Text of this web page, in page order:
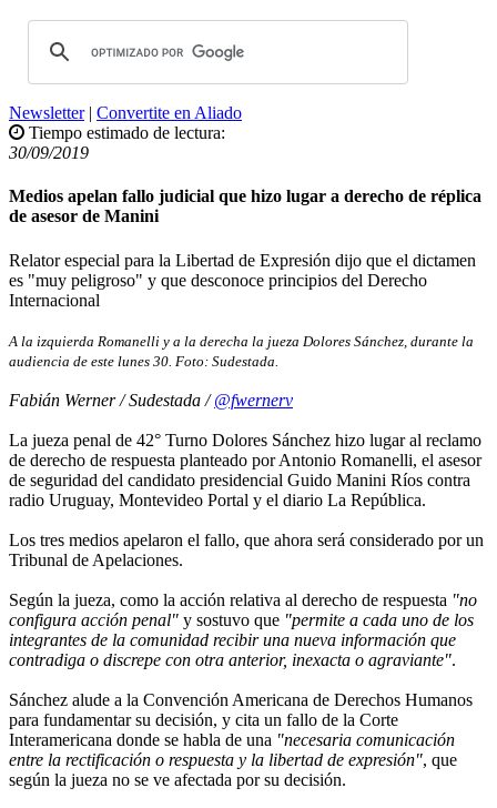
Newsletter| Convertite en Aliado
Tiempo estimado de lectura:
30/09/2019
Medios apelan fallo judicial que hizo lugar a derecho de réplica
de asesor de Manini
Relator especial para la Libertad de Expresión dijo que el dictamen
es "muy peligroso" y que desconoce principios del Derecho
Internacional
A la izquierda Romanelli y a la derecha la jueza Dolores Sánchez, durante la
audiencia de este lunes 30. Foto: Sudestada.
Fabián Werner / Sudestada /@fwernerv
La jueza penal de 42° Turno Dolores Sánchez hizo lugar al reclamo
de derecho de respuesta planteado por Antonio Romanelli, el asesor
de seguridad del candidato presidencial Guido Manini Ríos contra
radio Uruguay, Montevideo Portal y el diario La República.
Los tres medios apelaron el fallo, que ahora será considerado por un
Tribunal de Apelaciones.
Según la jueza, como la acción relativa al derecho de respuesta "no
configura acción penal" y sostuvo que "permite a cada uno de los
integrantes de la comunidad recibir una nueva información que
contradiga o discrepe con otra anterior, inexacta o agraviante".
Sánchez alude a la Convención Americana de Derechos Humanos
para fundamentar su decisión, y cita un fallo de la Corte
Interamericana donde se habla de una "necesaria comunicación
entre la rectificación o respuesta y la libertad de expresión", que
según la jueza no se ve afectada por su decisión.